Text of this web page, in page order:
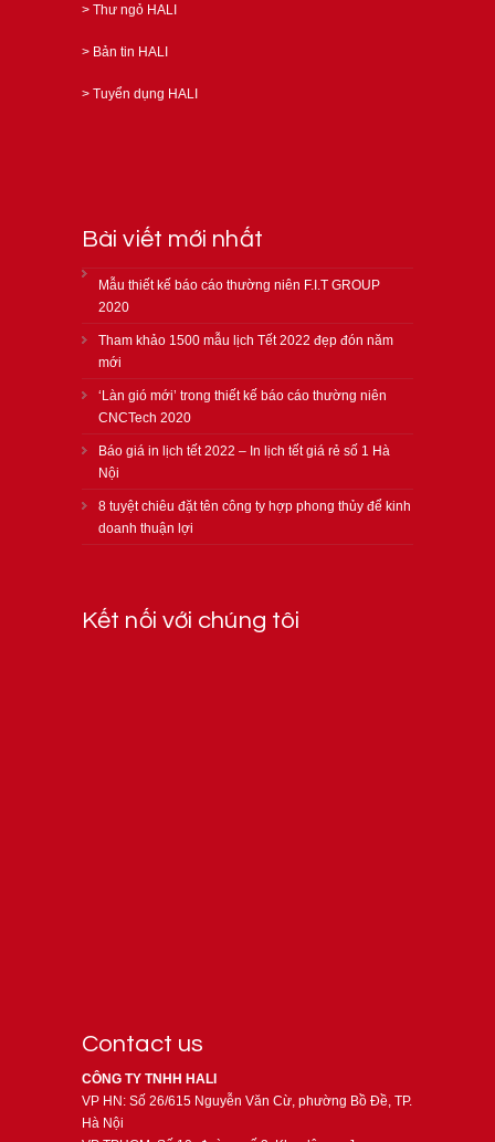
> Thư ngỏ HALI
> Bản tin HALI
> Tuyển dụng HALI
Bài viết mới nhất
Mẫu thiết kế báo cáo thường niên F.I.T GROUP
2020
Tham khảo 1500 mẫu lịch Tết 2022 đẹp đón năm
mới
‘Làn gió mới’ trong thiết kế báo cáo thường niên
CNCTech 2020
Báo giá in lịch tết 2022 – In lịch tết giá rẻ số 1 Hà
Nội
8 tuyệt chiêu đặt tên công ty hợp phong thủy để kinh
doanh thuận lợi
Kết nối với chúng tôi
Contact us
CÔNG TY TNHH HALI
VP HN: Số 26/615 Nguyễn Văn Cừ, phường Bồ Đề, TP.
Hà Nội